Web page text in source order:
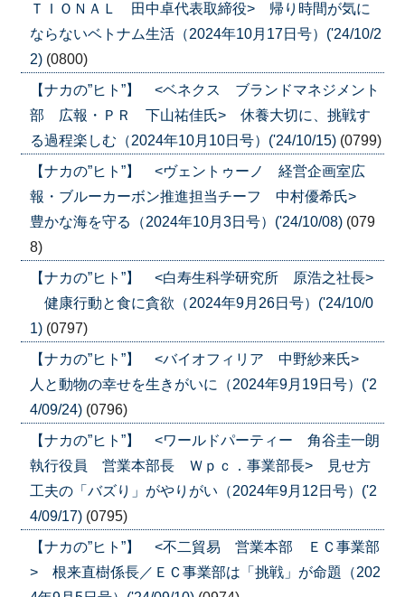
ＴＩＯＮＡＬ 田中卓代表取締役> 帰り時間が気に
ならないベトナム生活（2024年10月17日号）('24/10/2
2) (0800)
【ナカの”ヒト”】 <ベネクス ブランドマネジメント
部 広報・ＰＲ 下山祐佳氏> 休養大切に、挑戦す
る過程楽しむ（2024年10月10日号）('24/10/15) (0799)
【ナカの”ヒト”】 <ヴェントゥーノ 経営企画室広
報・ブルーカーボン推進担当チーフ 中村優希氏>
豊かな海を守る（2024年10月3日号）('24/10/08) (079
8)
【ナカの”ヒト”】 <白寿生科学研究所 原浩之社長>
健康行動と食に貪欲（2024年9月26日号）('24/10/0
1) (0797)
【ナカの”ヒト”】 <バイオフィリア 中野紗来氏>
人と動物の幸せを生きがいに（2024年9月19日号）('2
4/09/24) (0796)
【ナカの”ヒト”】 <ワールドパーティー 角谷圭一朗
執行役員 営業本部長 Ｗｐｃ．事業部長> 見せ方
工夫の「バズり」がやりがい（2024年9月12日号）('2
4/09/17) (0795)
【ナカの”ヒト”】 <不二貿易 営業本部 ＥＣ事業部
> 根来直樹係長／ＥＣ事業部は「挑戦」が命題（202